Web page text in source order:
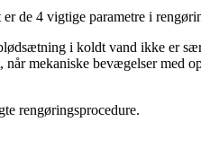
de 4 vigtige parametre i
i koldt vand ikke er
mekaniske bevægelser med
rengøringsprocedure.